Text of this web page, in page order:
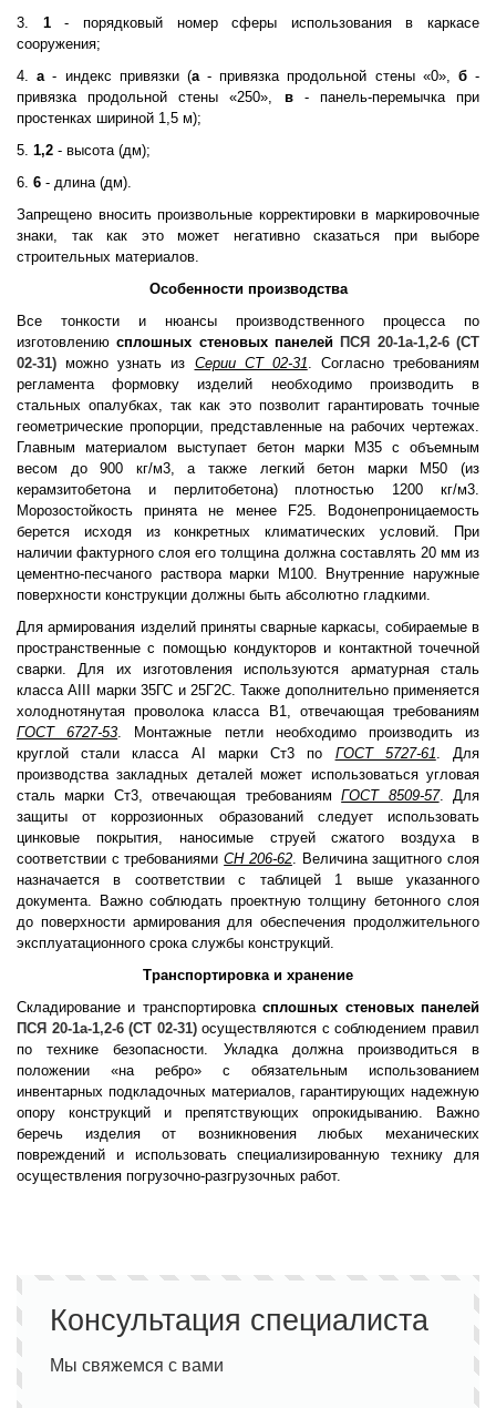
3. 1- порядковый номер сферы использования в каркасе
сооружения;
4.а- индекс привязки (а- привязка продольной стены «0», б-
привязка продольной стены «250», в- панель-перемычка при
простенках шириной 1,5 м);
5. 1,2 - высота (дм);
6. 6 - длина (дм).
Запрещено вносить произвольные корректировки в маркировочные
знаки, так как это может негативно сказаться при выборе
строительных материалов.
Особенности производства
Все тонкости и нюансы производственного процесса по
изготовлениюсплошных стеновых панелей ПСЯ 20-1а-1,2-6 (СТ
02-31) можно узнать из Серии СТ 02-31. Согласно требованиям
регламента формовку изделий необходимо производить в
стальных опалубках, так как это позволит гарантировать точные
геометрические пропорции, представленные на рабочих чертежах.
Главным материалом выступает бетон марки М35 с объемным
весом до 900 кг/м3, а также легкий бетон марки М50 (из
керамзитобетона и перлитобетона) плотностью 1200 кг/м3.
Морозостойкость принята не менее F25. Водонепроницаемость
берется исходя из конкретных климатических условий. При
наличии фактурного слоя его толщина должна составлять 20 мм из
цементно-песчаного раствора марки М100. Внутренние наружные
поверхности конструкции должны быть абсолютно гладкими.
Для армирования изделий приняты сварные каркасы, собираемые в
пространственные с помощью кондукторов и контактной точечной
сварки. Для их изготовления используются арматурная сталь
класса AIII марки 35ГС и 25Г2С. Также дополнительно применяется
холоднотянутая проволока класса В1, отвечающая требованиям
ГОСТ 6727-53. Монтажные петли необходимо производить из
круглой стали класса AI марки Ст3 по ГОСТ 5727-61. Для
производства закладных деталей может использоваться угловая
сталь марки Ст3, отвечающая требованиямГОСТ 8509-57. Для
защиты от коррозионных образований следует использовать
цинковые покрытия, наносимые струей сжатого воздуха в
соответствии с требованиямиСН 206-62. Величина защитного слоя
назначается в соответствии с таблицей 1 выше указанного
документа. Важно соблюдать проектную толщину бетонного слоя
до поверхности армирования для обеспечения продолжительного
эксплуатационного срока службы конструкций.
Транспортировка и хранение
Складирование и транспортировкасплошных стеновых панелей
ПСЯ 20-1а-1,2-6 (СТ 02-31)осуществляются с соблюдением правил
по технике безопасности. Укладка должна производиться в
положении «на ребро» с обязательным использованием
инвентарных подкладочных материалов, гарантирующих надежную
опору конструкций и препятствующих опрокидыванию. Важно
беречь изделия от возникновения любых механических
повреждений и использовать специализированную технику для
осуществления погрузочно-разгрузочных работ.
Консультация специалиста
Мы свяжемся с вами